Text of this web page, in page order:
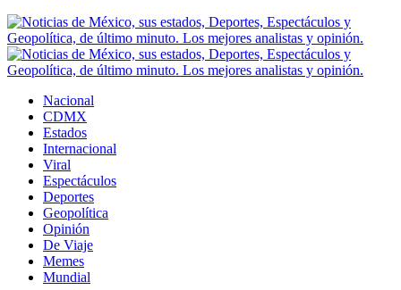
Nacional
CDMX
Estados
Internacional
Viral
Espectáculos
Deportes
Geopolítica
Opinión
De Viaje
Memes
Mundial